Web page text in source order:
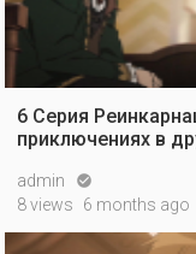
6 Серия
приключениях в
admin 
8 views 6 months ago